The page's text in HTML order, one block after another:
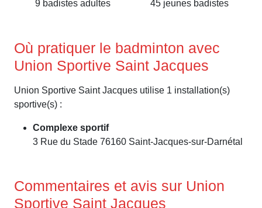
9 badistes adultes 45 jeunes badistes
Où pratiquer le badminton avec
Union Sportive Saint Jacques
Union Sportive Saint Jacques utilise 1 installation(s)
sportive(s) :
Complexe sportif
3 Rue du Stade 76160 Saint-Jacques-sur-Darnétal
Commentaires et avis sur Union
Sportive Saint Jacques